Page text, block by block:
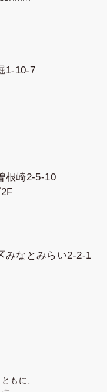
1-10-7
根崎2-5-10
みなとみらい2-2-1
もに、